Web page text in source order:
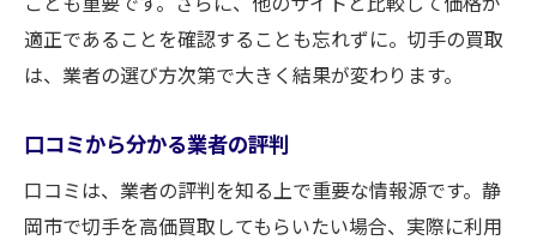
適正であることを確認することも忘れずに。切手の買取
は、業者の選び方次第で大きく結果が変わります。
口コミから分かる業者の評判
口コミは、業者の評判を知る上で重要な情報源です。静
岡市で切手を高価買取してもらいたい場合、実際に利用